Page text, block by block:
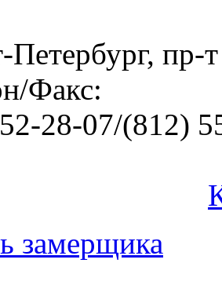
Петербург, пр-
Факс:
28-07/(812)
замерщика